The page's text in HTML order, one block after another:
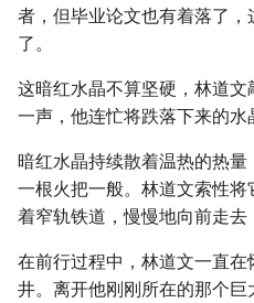
者，但毕业论文也有着落了
了。
这暗红水晶不算坚硬，林道文
一声，他连忙将跌落下来的水
暗红水晶持续散着温热的热
一根火把一般。林道文索性
着窄轨铁道，慢慢地向前走去
在前行过程中，林道文一直
井。离开他刚刚所在的那个